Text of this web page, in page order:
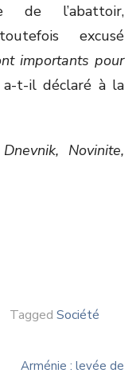
de l’abattoir,
excusé
importants pour
a-t-il déclaré à la
Novinite,
Tagged Société
Arménie : levée de